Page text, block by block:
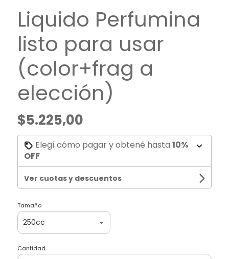
Liquido Perfumina
listo para usar
(color+frag a
elección)
$5.225,00
Elegí cómo pagar y obtené hasta 10%
OFF
Ver cuotas y descuentos
Tamaño
Cantidad